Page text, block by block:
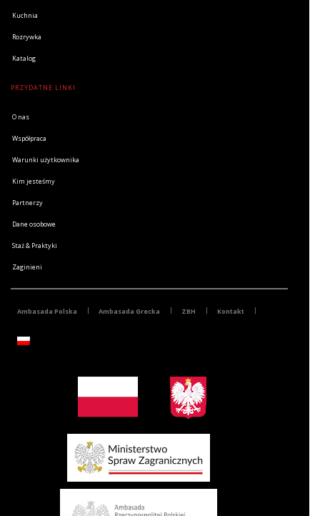
Kuchnia
Rozrywka
Katalog
PRZYDATNE LINKI
O nas
Współpraca
Warunki użytkownika
Kim jesteśmy
Partnerzy
Dane osobowe
Staż & Praktyki
Zaginieni
Ambasada Polska Ambasada Grecka ZBH Kontakt